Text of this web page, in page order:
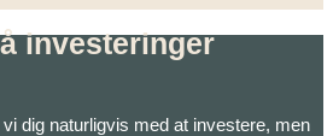
investeringer
dig naturligvis med at investere, men